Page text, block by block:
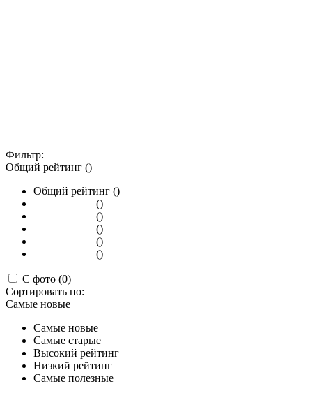
Фильтр:
Общий рейтинг ()
Общий рейтинг ()
()
()
()
()
()
С фото (0)
Сортировать по:
Самые новые
Самые новые
Самые старые
Высокий рейтинг
Низкий рейтинг
Самые полезные